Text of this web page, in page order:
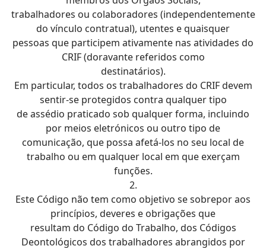
trabalhadores ou colaboradores (independentemente
do vínculo contratual), utentes e quaisquer
pessoas que participem ativamente nas atividades do
CRIF (doravante referidos como
destinatários).
Em particular, todos os trabalhadores do CRIF devem
sentir-se protegidos contra qualquer tipo
de assédio praticado sob qualquer forma, incluindo
por meios eletrónicos ou outro tipo de
comunicação, que possa afetá-los no seu local de
trabalho ou em qualquer local em que exerçam
funções.
2.
Este Código não tem como objetivo se sobrepor aos
princípios, deveres e obrigações que
resultam do Código do Trabalho, dos Códigos
Deontológicos dos trabalhadores abrangidos por